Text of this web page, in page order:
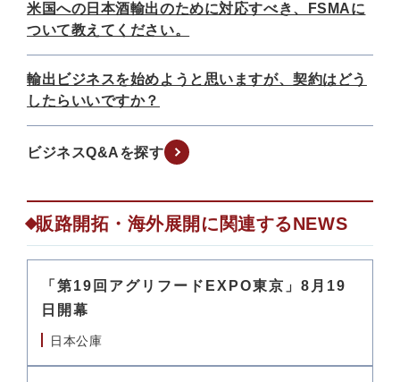
米国への日本酒輸出のために対応すべき、FSMAに
ついて教えてください。
輸出ビジネスを始めようと思いますが、契約はどう
したらいいですか？
ビジネスQ&Aを探す
販路開拓・海外展開に関連するNEWS
「第19回アグリフードEXPO東京」8月19
日開幕
日本公庫